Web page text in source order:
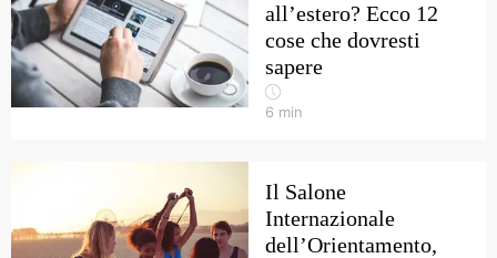
all’estero? Ecco 12
cose che dovresti
sapere
6 min
Il Salone
Internazionale
dell’Orientamento,